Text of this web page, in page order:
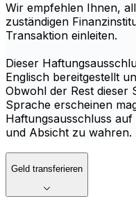
Wir empfehlen Ihnen,
zuständigen
Transaktion einleiten.
Dieser
Englisch bereitgestellt
Obwohl der Rest dieser
Sprache erscheinen
Haftungsausschluss auf
und Absicht zu wahren.
Geld transferieren